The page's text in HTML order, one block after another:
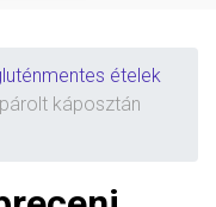
ételek
káposztán